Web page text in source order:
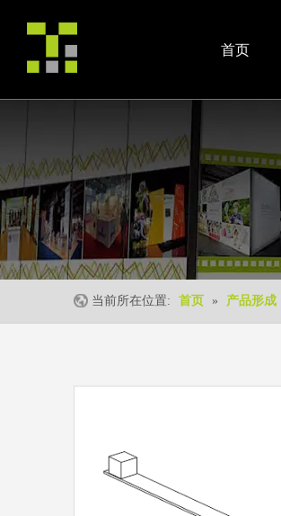
首页
当前所在位置: 首页 » 产品形成